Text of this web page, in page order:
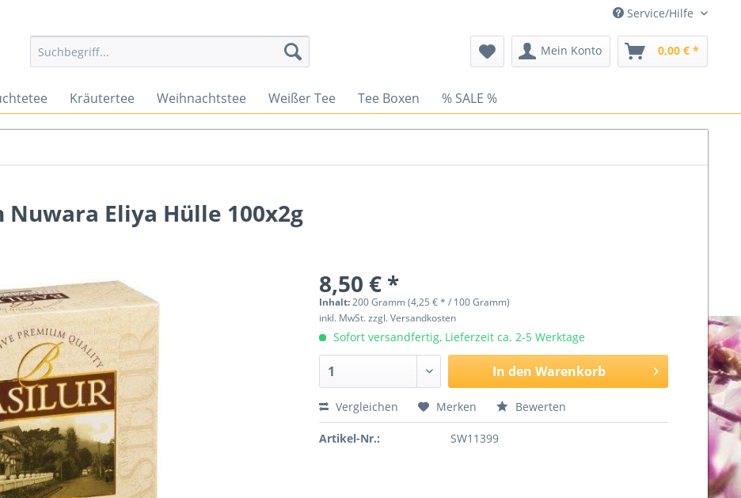
Service/Hilfe
Mein Konto 0,00 € *
Kräutertee Weihnachtstee Weißer Tee Tee Boxen % SALE %
Nuwara Eliya Hülle 100x2g
8,50 € *
Inhalt:200 Gramm (4,25 € * / 100 Gramm)
inkl. MwSt.zzgl. Versandkosten
Sofort versandfertig, Lieferzeit ca. 2-5 Werktage
In den Warenkorb
Vergleichen Merken Bewerten
Artikel-Nr.: SW11399